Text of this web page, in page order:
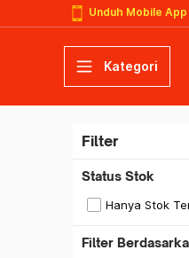
Unduh Mobile App
Kategori
Filter
Status Stok
Hanya Stok
Filter